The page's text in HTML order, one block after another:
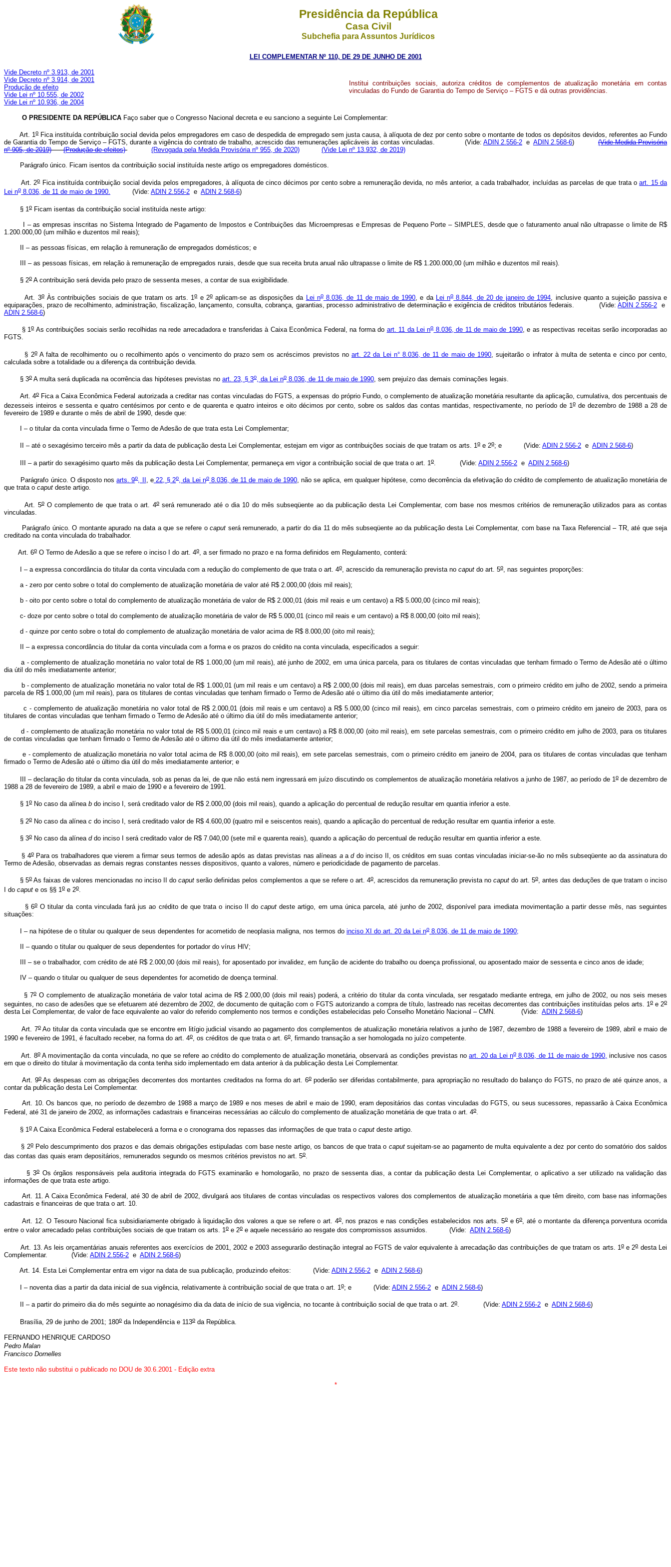
Presidência da República
Casa Civil
Subchefia para Assuntos Jurídicos
LEI COMPLEMENTAR Nº 110, DE 29 DE JUNHO DE 2001
Vide Decreto nº 3.913, de 2001
Vide Decreto nº 3.914, de 2001
Produção de efeito
Vide Lei nº 10.555, de 2002
Vide Lei nº 10.936, de 2004
Institui contribuições sociais, autoriza créditos de complementos de atualização monetária em contas
vinculadas do Fundo de Garantia do Tempo de Serviço – FGTS e dá outras providências.
O PRESIDENTE DA REPÚBLICA Faço saber que o Congresso Nacional decreta e eu sanciono a seguinte Lei Complementar:
Art. 1oFica instituída contribuição social devida pelos empregadores em caso de despedida de empregado sem justa causa, à alíquota de dez por cento sobre o montante de todos os depósitos devidos, referentes ao Fundo
de Garantia do Tempo de Serviço – FGTS, durante a vigência do contrato de trabalho, acrescido das remunerações aplicáveis às contas vinculadas. (Vide: ADIN 2.556-2 e ADIN 2.568-6) (Vide Medida Provisória
nº 905, de 2019)
(Produção de efeitos) (Revogada pela Medida Provisória nº 955, de 2020) (Vide Lei nº 13.932, de 2019)
Parágrafo único. Ficam isentos da contribuição social instituída neste artigo os empregadores domésticos.
Art. 2oFica instituída contribuição social devida pelos empregadores, à alíquota de cinco décimos por cento sobre a remuneração devida, no mês anterior, a cada trabalhador, incluídas as parcelas de que trata oart. 15 da
Lei no 8.036, de 11 de maio de 1990. (Vide: ADIN 2.556-2 e ADIN 2.568-6)
§ 1 o Ficam isentas da contribuição social instituída neste artigo:
I – as empresas inscritas no Sistema Integrado de Pagamento de Impostos e Contribuições das Microempresas e Empresas de Pequeno Porte – SIMPLES, desde que o faturamento anual não ultrapasse o limite de R$
1.200.000,00 (um milhão e duzentos mil reais);
II – as pessoas físicas, em relação à remuneração de empregados domésticos; e
III – as pessoas físicas, em relação à remuneração de empregados rurais, desde que sua receita bruta anual não ultrapasse o limite de R$ 1.200.000,00 (um milhão e duzentos mil reais).
§ 2o A contribuição será devida pelo prazo de sessenta meses, a contar de sua exigibilidade.
Art. 3oÀs contribuições sociais de que tratam os arts. 1oe 2o aplicam-se as disposições da Lei no8.036, de 11 de maio de 1990, e da Lei no8.844, de 20 de janeiro de 1994 , inclusive quanto a sujeição passiva e
equiparações, prazo de recolhimento, administração, fiscalização, lançamento, consulta, cobrança, garantias, processo administrativo de determinação e exigência de créditos tributários federais. (Vide:ADIN 2.556-2e
ADIN 2.568-6)
§ 1oAs contribuições sociais serão recolhidas na rede arrecadadora e transferidas à Caixa Econômica Federal, na forma do art. 11 da Lei no8.036, de 11 de maio de 1990, e as respectivas receitas serão incorporadas ao
FGTS.
§ 2oA falta de recolhimento ou o recolhimento após o vencimento do prazo sem os acréscimos previstos no art. 22 da Lei n° 8.036, de 11 de maio de 1990 , sujeitarão o infrator à multa de setenta e cinco por cento,
calculada sobre a totalidade ou a diferença da contribuição devida.
§ 3o A multa será duplicada na ocorrência das hipóteses previstas no art. 23, § 3o , da Lei no 8.036, de 11 de maio de 1990 , sem prejuízo das demais cominações legais.
Art. 4oFica a Caixa Econômica Federal autorizada a creditar nas contas vinculadas do FGTS, a expensas do próprio Fundo, o complemento de atualização monetária resultante da aplicação, cumulativa, dos percentuais de
dezesseis inteiros e sessenta e quatro centésimos por cento e de quarenta e quatro inteiros e oito décimos por cento, sobre os saldos das contas mantidas, respectivamente, no período de 1ode dezembro de 1988 a 28 de
fevereiro de 1989 e durante o mês de abril de 1990, desde que:
I – o titular da conta vinculada firme o Termo de Adesão de que trata esta Lei Complementar;
II – até o sexagésimo terceiro mês a partir da data de publicação desta Lei Complementar, estejam em vigor as contribuições sociais de que tratam os arts. 1o e 2o; e (Vide: ADIN 2.556-2 e ADIN 2.568-6)
III – a partir do sexagésimo quarto mês da publicação desta Lei Complementar, permaneça em vigor a contribuição social de que trata o art. 1o . (Vide: ADIN 2.556-2 e ADIN 2.568-6)
Parágrafo único. O disposto nosarts. 9o, II , e22, § 2o, da Lei no8.036, de 11 de maio de 1990, não se aplica, em qualquer hipótese, como decorrência da efetivação do crédito de complemento de atualização monetária de
que trata o caput deste artigo.
Art. 5oO complemento de que trata o art. 4oserá remunerado até o dia 10 do mês subseqüente ao da publicação desta Lei Complementar, com base nos mesmos critérios de remuneração utilizados para as contas
vinculadas.
Parágrafo único. O montante apurado na data a que se refere o caput será remunerado, a partir do dia 11 do mês subseqüente ao da publicação desta Lei Complementar, com base na Taxa Referencial – TR, até que seja
creditado na conta vinculada do trabalhador.
Art. 6o O Termo de Adesão a que se refere o inciso I do art. 4o, a ser firmado no prazo e na forma definidos em Regulamento, conterá:
I – a expressa concordância do titular da conta vinculada com a redução do complemento de que trata o art. 4o, acrescido da remuneração prevista no caput do art. 5o, nas seguintes proporções:
a - zero por cento sobre o total do complemento de atualização monetária de valor até R$ 2.000,00 (dois mil reais);
b - oito por cento sobre o total do complemento de atualização monetária de valor de R$ 2.000,01 (dois mil reais e um centavo) a R$ 5.000,00 (cinco mil reais);
c- doze por cento sobre o total do complemento de atualização monetária de valor de R$ 5.000,01 (cinco mil reais e um centavo) a R$ 8.000,00 (oito mil reais);
d - quinze por cento sobre o total do complemento de atualização monetária de valor acima de R$ 8.000,00 (oito mil reais);
II – a expressa concordância do titular da conta vinculada com a forma e os prazos do crédito na conta vinculada, especificados a seguir:
a - complemento de atualização monetária no valor total de R$ 1.000,00 (um mil reais), até junho de 2002, em uma única parcela, para os titulares de contas vinculadas que tenham firmado o Termo de Adesão até o último
dia útil do mês imediatamente anterior;
b - complemento de atualização monetária no valor total de R$ 1.000,01 (um mil reais e um centavo) a R$ 2.000,00 (dois mil reais), em duas parcelas semestrais, com o primeiro crédito em julho de 2002, sendo a primeira
parcela de R$ 1.000,00 (um mil reais), para os titulares de contas vinculadas que tenham firmado o Termo de Adesão até o último dia útil do mês imediatamente anterior;
c - complemento de atualização monetária no valor total de R$ 2.000,01 (dois mil reais e um centavo) a R$ 5.000,00 (cinco mil reais), em cinco parcelas semestrais, com o primeiro crédito em janeiro de 2003, para os
titulares de contas vinculadas que tenham firmado o Termo de Adesão até o último dia útil do mês imediatamente anterior;
d - complemento de atualização monetária no valor total de R$ 5.000,01 (cinco mil reais e um centavo) a R$ 8.000,00 (oito mil reais), em sete parcelas semestrais, com o primeiro crédito em julho de 2003, para os titulares
de contas vinculadas que tenham firmado o Termo de Adesão até o último dia útil do mês imediatamente anterior;
e - complemento de atualização monetária no valor total acima de R$ 8.000,00 (oito mil reais), em sete parcelas semestrais, com o primeiro crédito em janeiro de 2004, para os titulares de contas vinculadas que tenham
firmado o Termo de Adesão até o último dia útil do mês imediatamente anterior; e
III – declaração do titular da conta vinculada, sob as penas da lei, de que não está nem ingressará em juízo discutindo os complementos de atualização monetária relativos a junho de 1987, ao período de 1 ode dezembro de
1988 a 28 de fevereiro de 1989, a abril e maio de 1990 e a fevereiro de 1991.
§ 1o No caso da alínea b do inciso I, será creditado valor de R$ 2.000,00 (dois mil reais), quando a aplicação do percentual de redução resultar em quantia inferior a este.
§ 2o No caso da alínea c do inciso I, será creditado valor de R$ 4.600,00 (quatro mil e seiscentos reais), quando a aplicação do percentual de redução resultar em quantia inferior a este.
§ 3o No caso da alínea d do inciso I será creditado valor de R$ 7.040,00 (sete mil e quarenta reais), quando a aplicação do percentual de redução resultar em quantia inferior a este.
§ 4oPara os trabalhadores que vierem a firmar seus termos de adesão após as datas previstas nas alíneas aaddo inciso II, os créditos em suas contas vinculadas iniciar-se-ão no mês subseqüente ao da assinatura do
Termo de Adesão, observadas as demais regras constantes nesses dispositivos, quanto a valores, número e periodicidade de pagamento de parcelas.
§ 5oAs faixas de valores mencionadas no inciso II docaput serão definidas pelos complementos a que se refere o art. 4o, acrescidos da remuneração prevista no caputdo art. 5o, antes das deduções de que tratam o inciso
I do caput e os §§ 1o e 2o
§ 6oO titular da conta vinculada fará jus ao crédito de que trata o inciso II docaputdeste artigo, em uma única parcela, até junho de 2002, disponível para imediata movimentação a partir desse mês, nas seguintes
situações:
I – na hipótese de o titular ou qualquer de seus dependentes for acometido de neoplasia maligna, nos termos do inciso XI do art. 20 da Lei no 8.036, de 11 de maio de 1990;
II – quando o titular ou qualquer de seus dependentes for portador do vírus HIV;
III – se o trabalhador, com crédito de até R$ 2.000,00 (dois mil reais), for aposentado por invalidez, em função de acidente do trabalho ou doença profissional, ou aposentado maior de sessenta e cinco anos de idade;
IV – quando o titular ou qualquer de seus dependentes for acometido de doença terminal.
§ 7o O complemento de atualização monetária de valor total acima de R$ 2.000,00 (dois mil reais) poderá, a critério do titular da conta vinculada, ser resgatado mediante entrega, em julho de 2002, ou nos seis meses
seguintes, no caso de adesões que se efetuarem até dezembro de 2002, de documento de quitação com o FGTS autorizando a compra de título, lastreado nas receitas decorrentes das contribuições instituídas pelos arts. 1oe 2o
desta Lei Complementar, de valor de face equivalente ao valor do referido complemento nos termos e condições estabelecidas pelo Conselho Monetário Nacional – CMN. (Vide: ADIN 2.568-6)
Art. 7oAo titular da conta vinculada que se encontre em litígio judicial visando ao pagamento dos complementos de atualização monetária relativos a junho de 1987, dezembro de 1988 a fevereiro de 1989, abril e maio de
1990 e fevereiro de 1991, é facultado receber, na forma do art. 4o, os créditos de que trata o art. 6o, firmando transação a ser homologada no juízo competente.
Art. 8oA movimentação da conta vinculada, no que se refere ao crédito do complemento de atualização monetária, observará as condições previstas noart. 20 da Lei no 8.036, de 11 de maio de 1990, inclusive nos casos
em que o direito do titular à movimentação da conta tenha sido implementado em data anterior à da publicação desta Lei Complementar.
Art. 9oAs despesas com as obrigações decorrentes dos montantes creditados na forma do art. 6opoderão ser diferidas contabilmente, para apropriação no resultado do balanço do FGTS, no prazo de até quinze anos, a
contar da publicação desta Lei Complementar.
Art. 10. Os bancos que, no período de dezembro de 1988 a março de 1989 e nos meses de abril e maio de 1990, eram depositários das contas vinculadas do FGTS, ou seus sucessores, repassarão à Caixa Econômica
Federal, até 31 de janeiro de 2002, as informações cadastrais e financeiras necessárias ao cálculo do complemento de atualização monetária de que trata o art. 4o.
§ 1 o A Caixa Econômica Federal estabelecerá a forma e o cronograma dos repasses das informações de que trata o caput deste artigo.
§ 2oPelo descumprimento dos prazos e das demais obrigações estipuladas com base neste artigo, os bancos de que trata o caputsujeitam-se ao pagamento de multa equivalente a dez por cento do somatório dos saldos
das contas das quais eram depositários, remunerados segundo os mesmos critérios previstos no art. 5o
§ 3o Os órgãos responsáveis pela auditoria integrada do FGTS examinarão e homologarão, no prazo de sessenta dias, a contar da publicação desta Lei Complementar, o aplicativo a ser utilizado na validação das
informações de que trata este artigo.
Art. 11. A Caixa Econômica Federal, até 30 de abril de 2002, divulgará aos titulares de contas vinculadas os respectivos valores dos complementos de atualização monetária a que têm direito, com base nas informações
cadastrais e financeiras de que trata o art. 10.
Art. 12. O Tesouro Nacional fica subsidiariamente obrigado à liquidação dos valores a que se refere o art. 4o, nos prazos e nas condições estabelecidos nos arts. 5oe 6o, até o montante da diferença porventura ocorrida
entre o valor arrecadado pelas contribuições sociais de que tratam os arts. 1o e 2o e aquele necessário ao resgate dos compromissos assumidos. (Vide: ADIN 2.568-6)
Art. 13. As leis orçamentárias anuais referentes aos exercícios de 2001, 2002 e 2003 assegurarão destinação integral ao FGTS de valor equivalente à arrecadação das contribuições de que tratam os arts. 1oe 2odesta Lei
Complementar. (Vide: ADIN 2.556-2 e ADIN 2.568-6)
Art. 14. Esta Lei Complementar entra em vigor na data de sua publicação, produzindo efeitos: (Vide: ADIN 2.556-2 e ADIN 2.568-6)
I – noventa dias a partir da data inicial de sua vigência, relativamente à contribuição social de que trata o art. 1 o; e (Vide: ADIN 2.556-2 e ADIN 2.568-6)
II – a partir do primeiro dia do mês seguinte ao nonagésimo dia da data de início de sua vigência, no tocante à contribuição social de que trata o art. 2o. (Vide: ADIN 2.556-2 e ADIN 2.568-6)
Brasília, 29 de junho de 2001; 180o da Independência e 113o da República.
FERNANDO HENRIQUE CARDOSO
Pedro Malan
Francisco Dornelles
Este texto não substitui o publicado no DOU de 30.6.2001 - Edição extra
*